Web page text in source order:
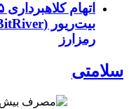
رمزارز
سلامتی